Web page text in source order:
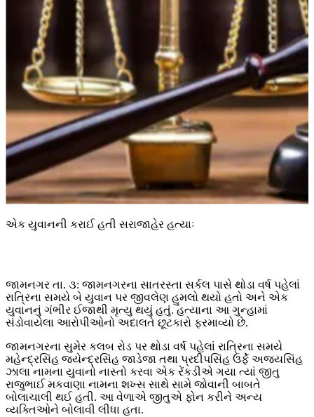
એક યુવાનની કરાઈ હતી સરાજાહેર હત્યાઃ
જામનગર તા. ૩: જામનગરના સાતરસ્તા સર્કલ પાસે થોડા વર્ષ પહેલાં
રાત્રિના સમયે બે યુવાન પર જીવલેણ હુમલો થયો હતો અને એક
યુવાનનું ગંભીર ઈજાથી મૃત્યુ થયું હતું. હત્યાના આ ગુન્હામાં
સંડોવાયેલા આરોપીઓનો અદાલતે છૂટકારો ફરમાવ્યો છે.
જામનગરના સુમેર કલબ રોડ પર થોડા વર્ષ પહેલાં રાત્રિના સમયે
મહેન્દ્રસિંહ જયેન્દ્રસિંહ જાડેજા તથા પ્રદીપસિંહ ઉર્ફે અજયસિંહ
ઝાલા નામના યુવાનો નાસ્તો કરવા એક રેંકડીએ ગયા ત્યાં જીતુ
રાજુભાઈ મકવાણા નામના શખ્સ સાથે સામે જોવાની બાબતે
બોલાચાલી થઈ હતી. આ વેળાએ જીતુએ ફોન કરીને અન્ય
વ્યક્તિઓને બોલાવી લીધા હતા.